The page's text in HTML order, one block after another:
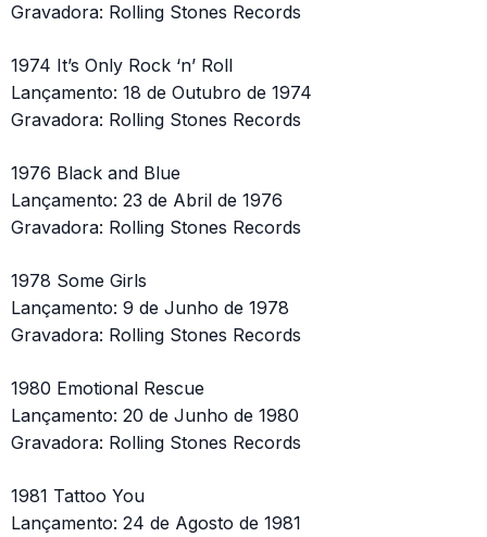
Gravadora: Rolling Stones Records
1974 It’s Only Rock ‘n’ Roll
Lançamento: 18 de Outubro de 1974
Gravadora: Rolling Stones Records
1976 Black and Blue
Lançamento: 23 de Abril de 1976
Gravadora: Rolling Stones Records
1978 Some Girls
Lançamento: 9 de Junho de 1978
Gravadora: Rolling Stones Records
1980 Emotional Rescue
Lançamento: 20 de Junho de 1980
Gravadora: Rolling Stones Records
1981 Tattoo You
Lançamento: 24 de Agosto de 1981